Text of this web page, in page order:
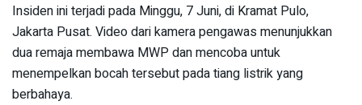
Insiden ini terjadi pada Minggu, 7 Juni, di Kramat Pulo,
Jakarta Pusat. Video dari kamera pengawas menunjukkan
dua remaja membawa MWP dan mencoba untuk
menempelkan bocah tersebut pada tiang listrik yang
berbahaya.